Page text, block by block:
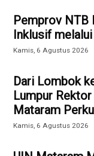
Pemprov NTB
Inklusif
Kamis, 6 Agustus 2026
Dari Lombok
Lumpur Rektor
Mataram
Kamis, 6 Agustus 2026